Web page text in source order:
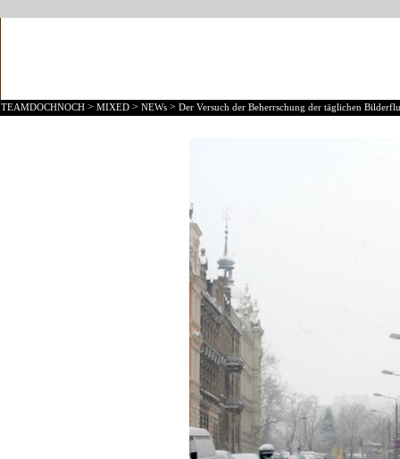
TEAMDOCHNOCH > MIXED > NEWs > Der Versuch der Beherrschung der täglichen